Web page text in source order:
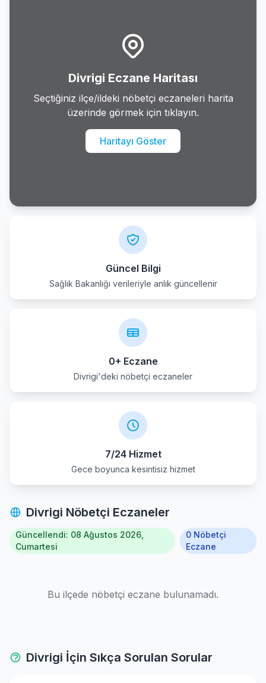
Divrigi Eczane Haritası
Seçtiğiniz ilçe/ildeki nöbetçi eczaneleri harita
üzerinde görmek için tıklayın.
Haritayı Göster
Güncel Bilgi
Sağlık Bakanlığı verileriyle anlık güncellenir
0+ Eczane
Divrigi'deki nöbetçi eczaneler
7/24 Hizmet
Gece boyunca kesintisiz hizmet
Divrigi Nöbetçi Eczaneler
Güncellendi: 08 Ağustos 2026,
Cumartesi
0 Nöbetçi
Eczane
Bu ilçede nöbetçi eczane bulunamadı.
Divrigi İçin Sıkça Sorulan Sorular